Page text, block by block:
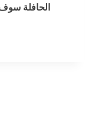
الحافلة